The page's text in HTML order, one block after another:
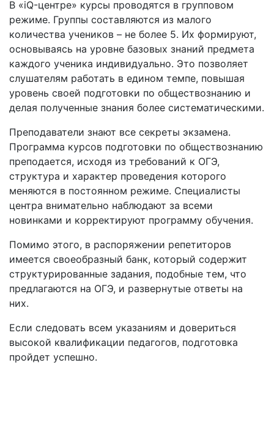
В «iQ-центре» курсы проводятся в групповом
режиме. Группы составляются из малого
количества учеников – не более 5. Их формируют,
основываясь на уровне базовых знаний предмета
каждого ученика индивидуально. Это позволяет
слушателям работать в едином темпе, повышая
уровень своей подготовки по обществознанию и
делая полученные знания более систематическими.
Преподаватели знают все секреты экзамена.
Программа курсов подготовки по обществознанию
преподается, исходя из требований к ОГЭ,
структура и характер проведения которого
меняются в постоянном режиме. Специалисты
центра внимательно наблюдают за всеми
новинками и корректируют программу обучения.
Помимо этого, в распоряжении репетиторов
имеется своеобразный банк, который содержит
структурированные задания, подобные тем, что
предлагаются на ОГЭ, и развернутые ответы на
них.
Если следовать всем указаниям и довериться
высокой квалификации педагогов, подготовка
пройдет успешно.